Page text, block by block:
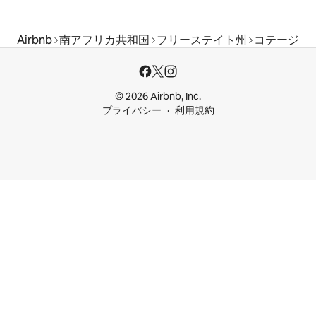
Airbnb 南アフリカ共和国 フリーステイト州 コテージ
© 2026 Airbnb, Inc.
プライバシー
利用規約